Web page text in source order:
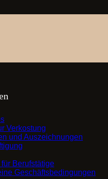
Verkostung
und Auszeichnungen
Berufstätige
Geschäftsbedingungen